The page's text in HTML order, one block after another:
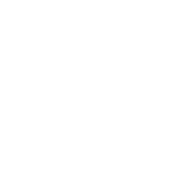
label map nota spanduk stiker undangan